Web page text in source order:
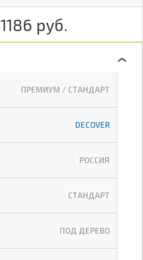
1186 руб.
❯
ПРЕМИУМ / СТАНДАРТ
DECOVER
РОССИЯ
СТАНДАРТ
ПОД ДЕРЕВО